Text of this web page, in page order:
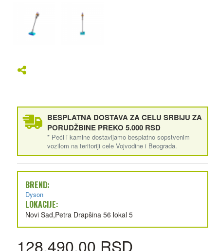
BESPLATNA DOSTAVA ZA CELU SRBIJU ZA
PORUDŽBINE PREKO 5.000 RSD
* Peći i kamine dostavljamo besplatno sopstvenim
vozilom na teritoriji cele Vojvodine i Beograda.
BREND:
Dyson
LOKACIJE:
Novi Sad,Petra Drapšina 56 lokal 5
128,490.00 RSD